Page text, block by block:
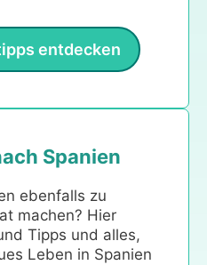
entdecken
Spanien
ebenfalls zu
machen? Hier
Tipps und alles,
Leben in Spanien